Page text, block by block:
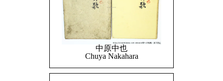
中原中也
Chuya Nakahara